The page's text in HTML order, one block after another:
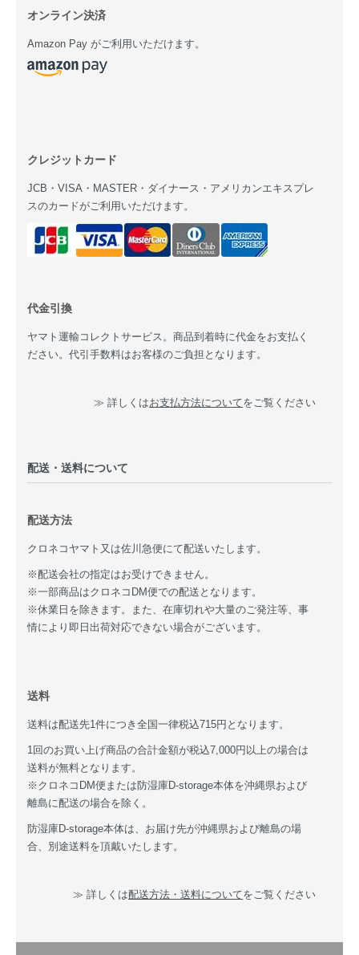
オンライン決済
Amazon Pay がご利用いただけます。
クレジットカード
JCB・VISA・MASTER・ダイナース・アメリカンエキスプレ
スのカードがご利用いただけます。
代金引換
ヤマト運輸コレクトサービス。商品到着時に代金をお支払く
ださい。代引手数料はお客様のご負担となります。
≫ 詳しくはお支払方法についてをご覧ください
配送・送料について
配送方法
クロネコヤマト又は佐川急便にて配送いたします。
※配送会社の指定はお受けできません。
※一部商品はクロネコDM便での配送となります。
※休業日を除きます。また、在庫切れや大量のご発注等、事
情により即日出荷対応できない場合がございます。
送料
送料は配送先1件につき全国一律税込715円となります。
1回のお買い上げ商品の合計金額が税込7,000円以上の場合は
送料が無料となります。
※クロネコDM便または防湿庫D-storage本体を沖縄県および
離島に配送の場合を除く。
防湿庫D-storage本体は、お届け先が沖縄県および離島の場
合、別途送料を頂戴いたします。
≫ 詳しくは配送方法・送料についてをご覧ください